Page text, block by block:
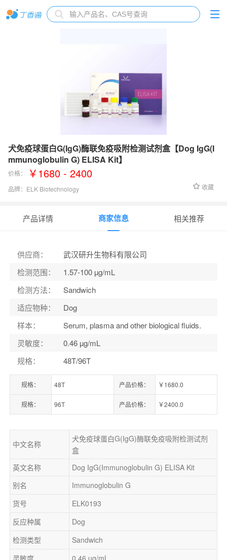
犬免疫球蛋白G(IgG)酶联免疫吸附检测试剂盒【Dog IgG(I
mmunoglobulin G) ELISA Kit】
价格： ￥1680 - 2400
品牌： ELK Biotechnology
灵敏度：0.46 µg/mL
收藏
产品详情 商家信息 相关推荐
供应商：
武汉研升生物科有限公司
检测范围：
1.57-100 µg/mL
检测方法：
Sandwich
适应物种：
Dog
样本：
Serum, plasma and other biological fluids.
灵敏度：
0.46 µg/mL
规格： 48T/96T
规格： 48T 产品价格： ￥1680.0
规格： 96T 产品价格： ￥2400.0
中文名称
犬免疫球蛋白G(IgG)酶联免疫吸附检测试剂
盒
英文名称
Dog IgG(Immunoglobulin G) ELISA Kit
别名
Immunoglobulin G
货号
ELK0193
反应种属
Dog
检测类型
Sandwich
灵敏度
0.46 µg/mL